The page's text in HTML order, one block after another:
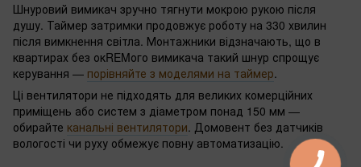
Шнуровий вимикач зручно тягнути мокрою рукою після
душу. Таймер затримки продовжує роботу на 330 хвилин
після вимкнення світла. Монтажники відзначають, що в
квартирах без окREMого вимикача такий шнур спрощує
керування — порівняйте з моделями на таймер.
Ці вентилятори не підходять для великих комерційних
приміщень або систем з діаметром понад 150 мм —
обирайте канальні вентилятори. Домовент без датчиків
вологості чи руху обмежує повну автоматизацію.